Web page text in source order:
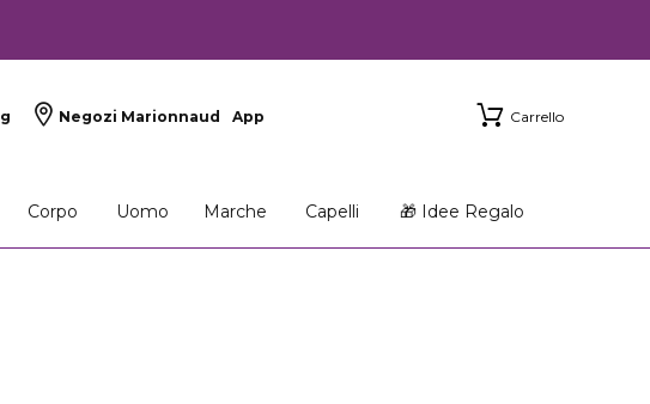
Negozi Marionnaud App Carrello
Corpo Uomo Marche Capelli 🎁 Idee Regalo